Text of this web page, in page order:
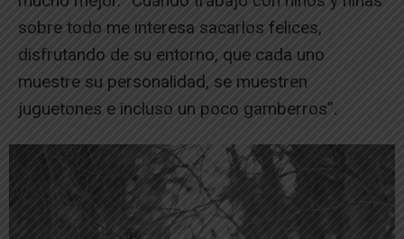
sobre todo me interesa sacarlos felices,
disfrutando de su entorno, que cada uno
muestre su personalidad, se muestren
juguetones e incluso un poco gamberros”.